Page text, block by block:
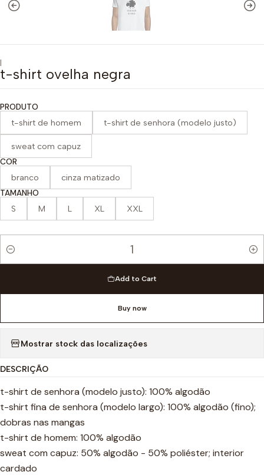
|
t-shirt ovelha negra
PRODUTO
t-shirt de homem t-shirt de senhora (modelo justo)
sweat com capuz
COR
branco cinza matizado
TAMANHO
S M L XL XXL
Quantity
Add to Cart
Buy now
Mostrar stock das localizações
DESCRIÇÃO
t-shirt de senhora (modelo justo): 100% algodão
t-shirt fina de senhora (modelo largo): 100% algodão (fino);
dobras nas mangas
t-shirt de homem: 100% algodão
sweat com capuz: 50% algodão - 50% poliéster; interior
cardado